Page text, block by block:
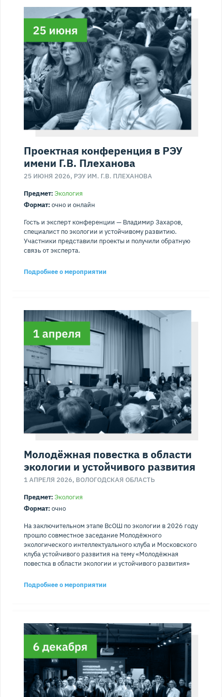
Валерий Александрович Фадеев
Спикер клуба
Вячеслав Александрович Фетисов
Спикер клуба
Проектная конференция в РЭУ
имени Г.В. Плеханова
25 ИЮНЯ 2026, РЭУ ИМ. Г.В. ПЛЕХАНОВА
Предмет:Экология
Формат:очно и онлайн
Гость и эксперт конференции — Владимир Захаров,
специалист по экологии и устойчивому развитию.
Участники представили проекты и получили обратную
связь от эксперта.
Подробнее о мероприятии
Молодёжная повестка в области
экологии и устойчивого развития
1 АПРЕЛЯ 2026, ВОЛОГОДСКАЯ ОБЛАСТЬ
Предмет:Экология
Формат:очно
На заключительном этапе ВсОШ по экологии в 2026 году
прошло совместное заседание Молодёжного
экологического интеллектуального клуба и Московского
клуба устойчивого развития на тему «Молодёжная
повестка в области экологии и устойчивого развития»
Подробнее о мероприятии